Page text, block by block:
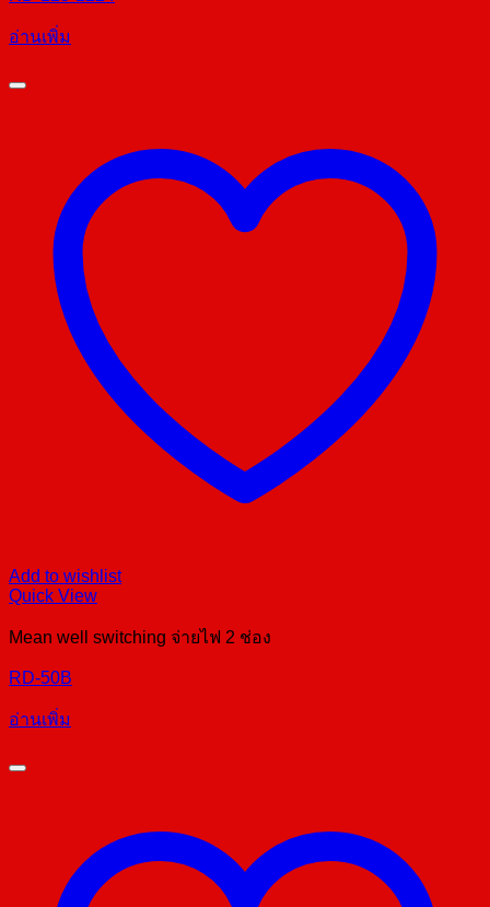
อ่านเพิ่ม
Add to wishlist
Quick View
Mean well switching จ่ายไฟ 2 ช่อง
RD-50B
อ่านเพิ่ม